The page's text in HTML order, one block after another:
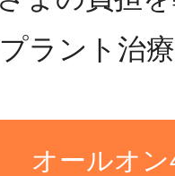
ラント治
オールオ